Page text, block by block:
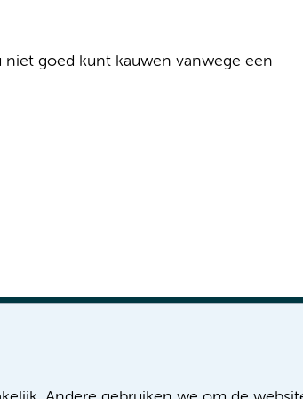
niet goed kunt kauwen vanwege een